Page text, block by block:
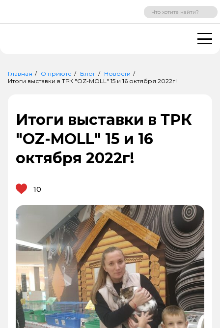
ВХОД РЕГИСТРАЦИЯ
Главная О приюте Блог
Новости
Итоги выставки в ТРК "OZ-MOLL" 15 и 16 октября 2022г!
Итоги выставки в ТРК
"OZ-MOLL" 15 и 16
октября 2022г!
10